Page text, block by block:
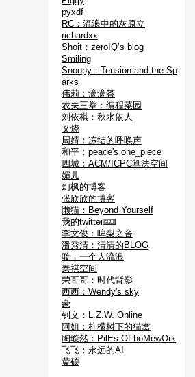
pyxdf
RC：流浪中的灰原立
richardxx
Shoit：zeroIQ’s blog
Smiling
Snoopy：Tension and the Sp
arks
伟莉：滴滴答
农夫三拳：编程菜园
刘依祺：秋水依人
叉烧
周婧：冻结的呼唤声
和平：peace's one_piece
四城：ACM/ICPC算法空间
媚儿
幻枫的博客
张欣欣的博客
懒猫：Beyond Yourself
我的twitter
李文俊：啤梨之舍
潘秀清：清清的BLOG
璇：一个人流浪
秦祺空间
荣哥哥：时代背影
西西：Wendy's sky
豪
钊文：L.Z.W. Online
阿姐：柠檬树下的猫窝
陶璇然：PilEs Of hoMewOrk
飞飞：永远的AI
黄硕